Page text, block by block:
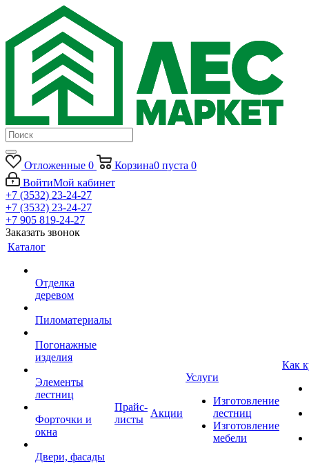
Отложенные 0 Корзина0 пуста 0
ВойтиМой кабинет
+7 (3532) 23-24-27
+7 (3532) 23-24-27
+7 905 819-24-27
Заказать звонок
Каталог
Отделка
деревом
Пиломатериалы
Погонажные
изделия
Элементы
лестниц
Форточки и
окна
Двери, фасады
Прайс-
листы
Акции
Услуги
Изготовление
лестниц
Изготовление
мебели
Как